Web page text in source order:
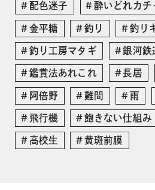
配色迷子 酔いどれカチ
金平糖 釣り 釣り
釣り工房マタギ 銀河鉄
鑑賞法あれこれ 長居
阿倍野 難問 雨
飛行機 飽きない仕組み
高校生 黄斑前膜